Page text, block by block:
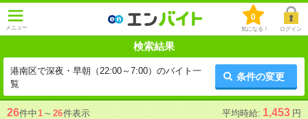
メニュー
0
気になる！ ログイン
検索結果
港南区で深夜・早朝（22:00～7:00）のバイト一
覧
条件の変更
26件中1 ～ 26件表示 平均時給: 1,453 円